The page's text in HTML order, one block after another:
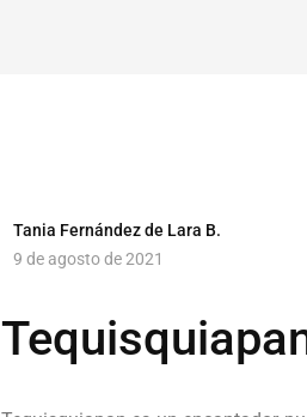
Tania Fernández de Lara B.
9 de agosto de 2021